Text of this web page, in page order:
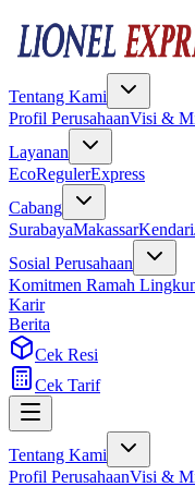
Tentang Kami
Profil PerusahaanVisi &
Layanan
EcoRegulerExpress
Cabang
SurabayaMakassarKendari
Sosial Perusahaan
Komitmen Ramah
Karir
Berita
Cek Resi
Cek Tarif
Tentang Kami
Profil PerusahaanVisi &